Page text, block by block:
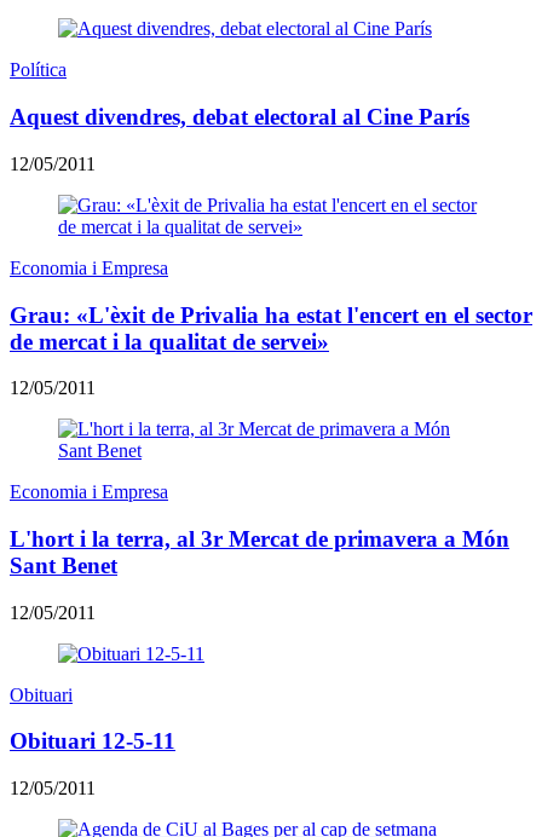
Política
Aquest divendres, debat electoral al Cine París
12/05/2011
Economia i Empresa
Grau: «L'èxit de Privalia ha estat l'encert en el sector
de mercat i la qualitat de servei»
12/05/2011
Economia i Empresa
L'hort i la terra, al 3r Mercat de primavera a Món
Sant Benet
12/05/2011
Obituari
Obituari 12-5-11
12/05/2011